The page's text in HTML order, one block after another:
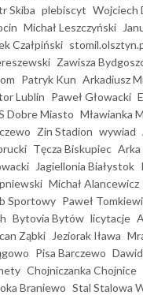
Skiba plebiscyt Wojciech
Michał Leszczyński
Czałpiński
Zawisza
Patryk Kun Arkadiusz
Lublin Paweł Głowacki
Dobre Miasto Mławianka
Zin Stadion wywiad
Tęcza Biskupiec Arka
Jagiellonia Białystok
Michał Alancewicz
Sportowy Paweł
Bytovia Bytów licytacje
Ząbki
Jeziorak Iława
Pisa Barczewo
Chojniczanka Chojnice
Braniewo Stal Stalowa